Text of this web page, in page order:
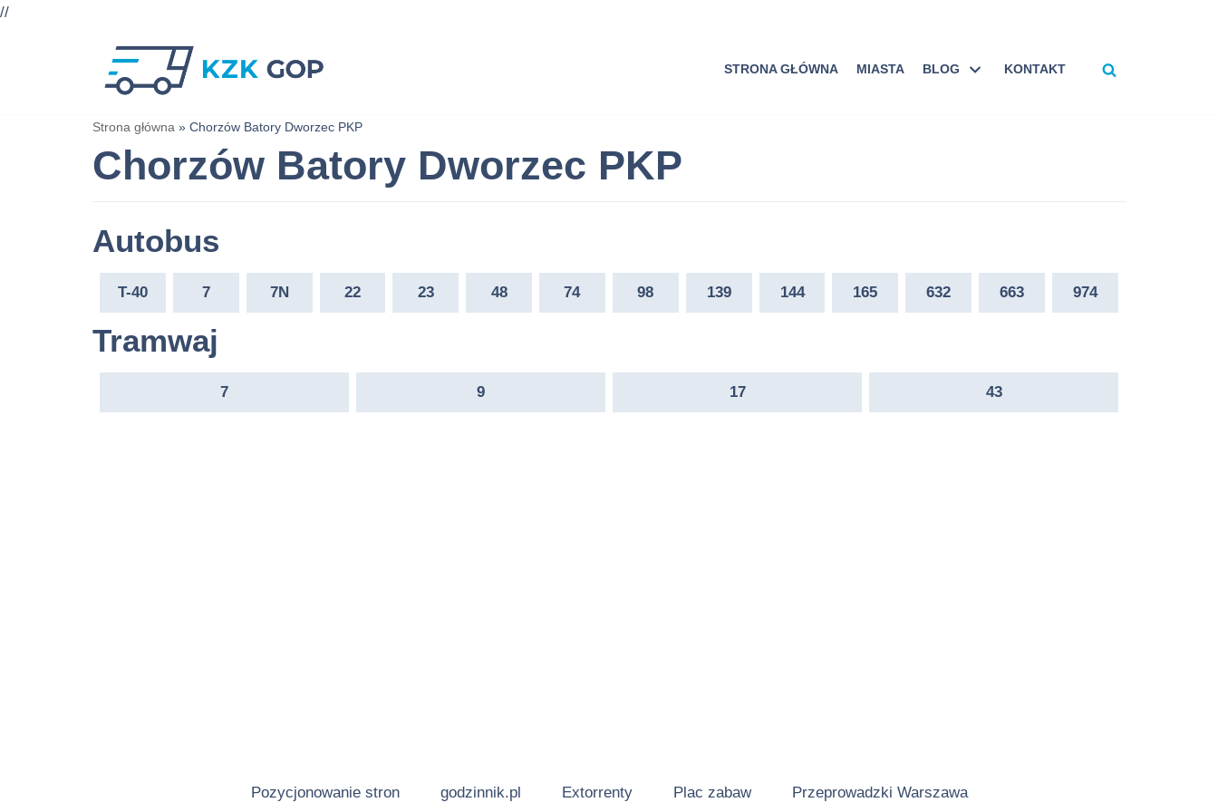
//
STRONA GŁÓWNA MIASTA BLOG KONTAKT
Strona główna » Chorzów Batory Dworzec PKP
Chorzów Batory Dworzec PKP
Autobus
T-40 7 7N 22 23 48 74 98 139 144 165 632 663 974
Tramwaj
7 9 17 43
Pozycjonowanie stron godzinnik.pl Extorrenty Plac zabaw Przeprowadzki Warszawa